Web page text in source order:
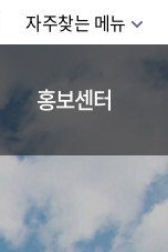
자주찾는 메뉴
홍보센터